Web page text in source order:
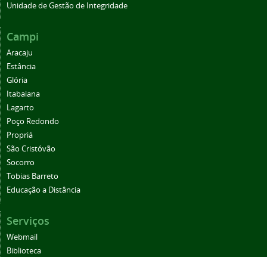
Unidade de Gestão de Integridade
Campi
Aracaju
Estância
Glória
Itabaiana
Lagarto
Poço Redondo
Propriá
São Cristóvão
Socorro
Tobias Barreto
Educação a Distância
Serviços
Webmail
Biblioteca